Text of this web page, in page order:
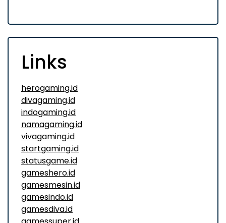
Links
herogaming.id
divagaming.id
indogaming.id
namagaming.id
vivagaming.id
startgaming.id
statusgame.id
gameshero.id
gamesmesin.id
gamesindo.id
gamesdiva.id